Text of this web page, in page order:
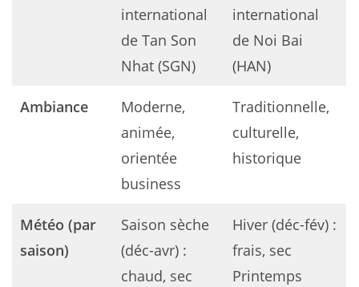
international
de Tan Son
Nhat (SGN)
international
de Noi Bai
(HAN)
Ambiance
Moderne,
animée,
orientée
business
Traditionnelle,
culturelle,
historique
Météo (par
saison)
Saison sèche
(déc-avr) :
chaud, sec
Hiver (déc-fév) :
frais, sec
Printemps